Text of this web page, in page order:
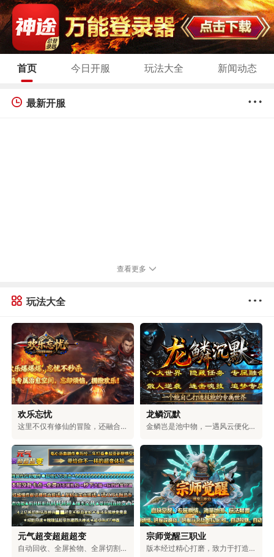
首页 今日开服 玩法大全 新闻动态
最新开服
查看更多
玩法大全
欢乐忘忧
这里不仅有修仙的冒险，还融合了浪漫的爱情、激烈的权谋和对无上大道的追求。在这里，可以和仙盟的伙伴们一起探索神秘的地方，和命中注定的道侣一起修炼。可以体验到用剑斩断天空的畅快，也能感受到和爱人相互陪伴的温暖。可以选择成为三界中最有权力的人，也可以和道侣一起自由自在地生活。你的仙侠人生，由你自己决定。
龙鳞沉默
金鳞岂是池中物，一遇风云便化龙！踏入龙族专属的世界，你将拥有龙牙的锋利，能刺穿一切罪恶；龙角的傲然，可蔑视一切敌人；龙爪的强劲，能撕破一切阻碍；龙眸的凝视，可看穿一切虚伪；龙血的燃烧，能燃尽一切黑暗；龙怒的嘶吼，可震碎一切魔障；龙鳞的威严，彰显着顺我者生、逆我者亡的绝对霸气！少年，拿起护龙之刃，守护龙之圣地，捍卫龙族荣耀，守护整片大陆！
元气超变超超超变
自动回收、全屏捡物、全屏切割、超大仓库统统免费送，无卡顿，百阶装备轻松爆，充值福利超丰厚。上百件专属神器、多元玩法，搭配独特机制与炫酷特效，无套路、无强制消费，耗时就能解锁全部内容。团队耗时二年精心打磨，大陆功能完善，邀你尽情体验。
宗师觉醒三职业
版本经过精心打磨，致力于打造物价稳定、玩法多元的生态服。游戏支持玩家自由交易，所有装备都由BOSS掉落，一切靠打，公平公正。同时，还具备自动回收、捡物、巡航等便捷功能，解放双手轻松升级。在保留经典玩法的基础上，新增了血脉觉醒、秘宝探索、装备觉醒等特色内容，兼具热血与便捷，重塑全新的冒险体验。